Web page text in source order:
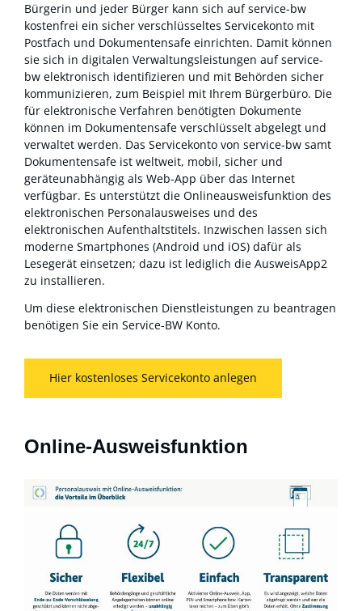
Bürgerin und jeder Bürger kann sich auf service-bw
kostenfrei ein sicher verschlüsseltes Servicekonto mit
Postfach und Dokumentensafe einrichten. Damit können
sie sich in digitalen Verwaltungsleistungen auf service-
bw elektronisch identifizieren und mit Behörden sicher
kommunizieren, zum Beispiel mit Ihrem Bürgerbüro. Die
für elektronische Verfahren benötigten Dokumente
können im Dokumentensafe verschlüsselt abgelegt und
verwaltet werden. Das Servicekonto von service-bw samt
Dokumentensafe ist weltweit, mobil, sicher und
geräteunabhängig als Web-App über das Internet
verfügbar. Es unterstützt die Onlineausweisfunktion des
elektronischen Personalausweises und des
elektronischen Aufenthaltstitels. Inzwischen lassen sich
moderne Smartphones (Android und iOS) dafür als
Lesegerät einsetzen; dazu ist lediglich die AusweisApp2
zu installieren.
Um diese elektronischen Dienstleistungen zu beantragen
benötigen Sie ein Service-BW Konto.
Hier kostenloses Servicekonto anlegen
Online-Ausweisfunktion